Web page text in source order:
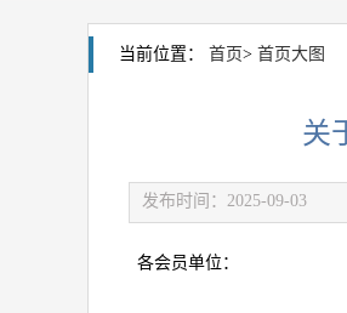
当前位置： 首页> 首页大图
关
发布时间：2025-09-03
各会员单位：